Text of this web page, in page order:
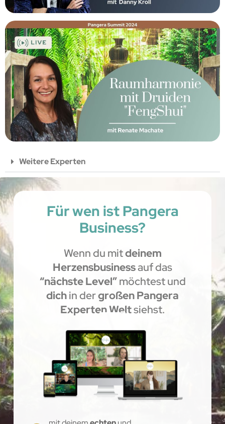
Weitere Experten
Für wen ist Pangera
Business?
Wenn du mitdeinem
Herzensbusinessauf das
“nächste Level”möchtest und
dichin dergroßen Pangera
Experten Weltsiehst.